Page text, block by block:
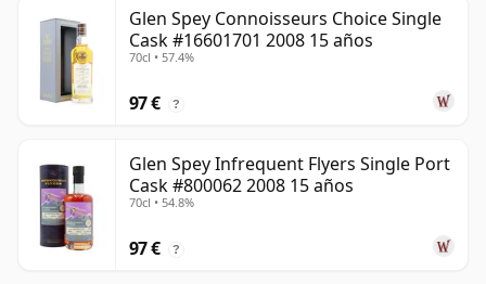
Glen Spey Connoisseurs Choice Single
Cask #16601701 2008 15 años
70cl • 57.4%
97 € ?
Glen Spey Infrequent Flyers Single Port
Cask #800062 2008 15 años
70cl • 54.8%
97 € ?